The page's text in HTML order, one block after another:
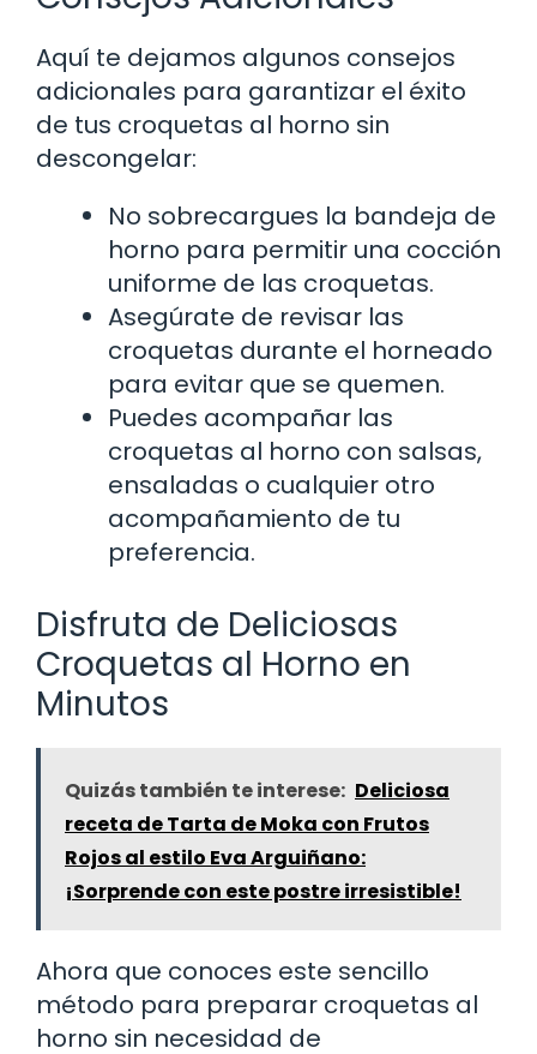
Aquí te dejamos algunos consejos
adicionales para garantizar el éxito
de tus croquetas al horno sin
descongelar:
No sobrecargues la bandeja de
horno para permitir una cocción
uniforme de las croquetas.
Asegúrate de revisar las
croquetas durante el horneado
para evitar que se quemen.
Puedes acompañar las
croquetas al horno con salsas,
ensaladas o cualquier otro
acompañamiento de tu
preferencia.
Disfruta de Deliciosas
Croquetas al Horno en
Minutos
Quizás también te interese: Deliciosa
receta de Tarta de Moka con Frutos
Rojos al estilo Eva Arguiñano:
¡Sorprende con este postre irresistible!
Ahora que conoces este sencillo
método para preparar croquetas al
horno sin necesidad de